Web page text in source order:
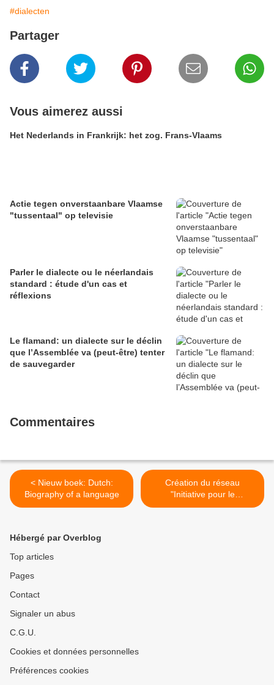
#dialecten
Partager
Vous aimerez aussi
Het Nederlands in Frankrijk: het zog. Frans-Vlaams
Actie tegen onverstaanbare Vlaamse
"tussentaal" op televisie
Parler le dialecte ou le néerlandais
standard : étude d'un cas et
réflexions
Le flamand: un dialecte sur le déclin
que l’Assemblée va (peut-être) tenter
de sauvegarder
Commentaires
< Nieuw boek: Dutch:
Biography of a language
Création du réseau
"Initiative pour le
néerlandais" >
Hébergé par Overblog
Top articles
Pages
Contact
Signaler un abus
C.G.U.
Cookies et données personnelles
Préférences cookies